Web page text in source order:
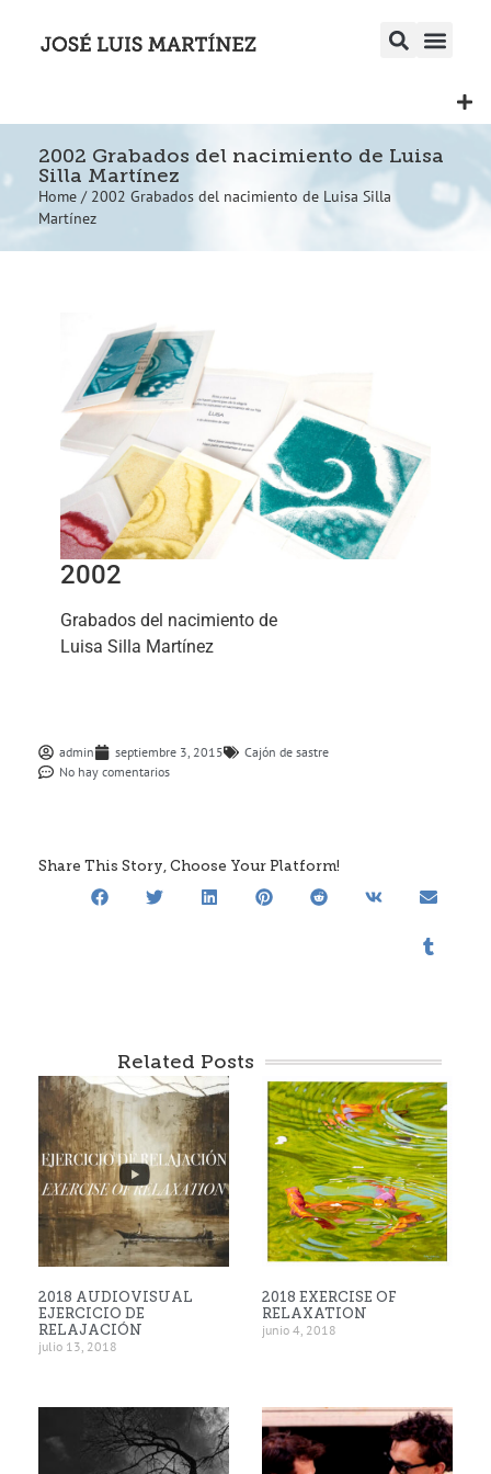
2002 Grabados del nacimiento de Luisa
Silla Martínez
Home / 2002 Grabados del nacimiento de Luisa Silla
Martínez
2002
Grabados del nacimiento de
Luisa Silla Martínez
admin septiembre 3, 2015
Cajón de sastre
No hay comentarios
Share This Story, Choose Your Platform!
Related Posts
2018 AUDIOVISUAL
EJERCICIO DE
RELAJACIÓN
julio 13, 2018
2018 EXERCISE OF
RELAXATION
junio 4, 2018